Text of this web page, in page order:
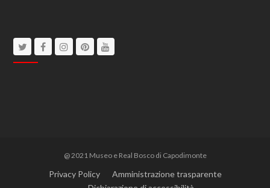
TwitterFacebookInstagram
Pinterest
@ 2021 Museo e Real Bosco di Capodimonte
Privacy Policy
Amministrazione trasparente